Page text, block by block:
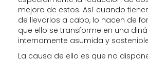
mejora de estos. Así cuando
de llevarlos a cabo, lo hacen de
que ello se transforme en una
internamente asumida y
La causa de ello es que no